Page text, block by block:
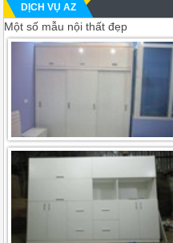
DỊCH VỤ AZ
Một số mẫu nội thất đẹp